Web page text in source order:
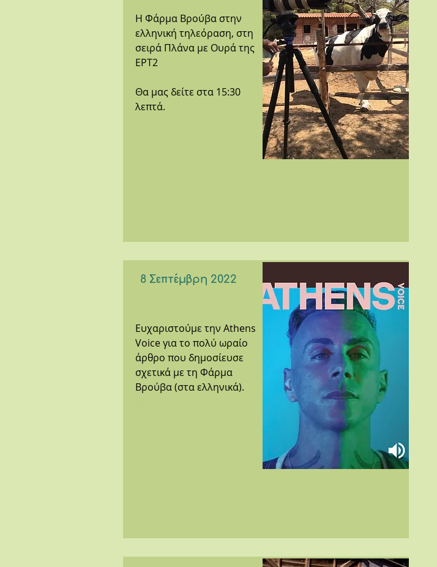
Η Φάρμα Βρούβα στην
ελληνική τηλεόραση, στη
σειρά Πλάνα με Ουρά της
ΕΡΤ2
Θα μας δείτε στα 15:30
λεπτά.
8 Σεπτέμβρη 2022
Ευχαριστούμε την Athens
Voice για το πολύ ωραίο
άρθρο που δημοσίευσε
σχετικά με τη Φάρμα
Βρούβα (στα ελληνικά).